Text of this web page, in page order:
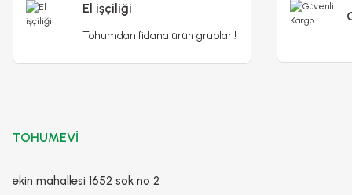
Poliwork Akasya Tekli Kolay Askı Pembe Saksı - 1,50 L
El işçiliği
Tohumdan fidana ürün grupları!
TOHUMEVİ
ekin mahallesi 1652 sok no 2